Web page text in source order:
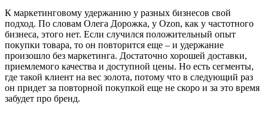
К маркетинговому удержанию у разных бизнесов свой
подход. По словам Олега Дорожка, у Ozon, как у частотного
бизнеса, этого нет. Если случился положительный опыт
покупки товара, то он повторится еще – и удержание
произошло без маркетинга. Достаточно хорошей доставки,
приемлемого качества и доступной цены. Но есть сегменты,
где такой клиент на вес золота, потому что в следующий раз
он придет за повторной покупкой еще не скоро и за это время
забудет про бренд.